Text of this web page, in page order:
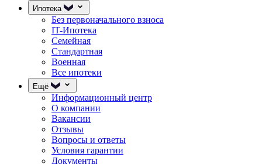
Ипотека
Без первоначального взноса
IT-Ипотека
Семейная
Стандартная
Военная
Все ипотеки
Ещё
Информационный центр
О компании
Вакансии
Отзывы
Вопросы и ответы
Условия гарантии
Документы